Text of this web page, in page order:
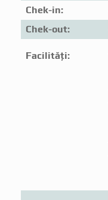
Chek-in:
Chek-out:
Facilități: